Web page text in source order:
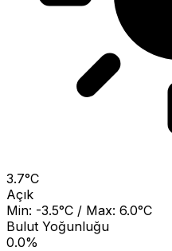
3.7°C
Açık
Min: -3.5°C / Max: 6.0°C
Bulut Yoğunluğu
0.0%